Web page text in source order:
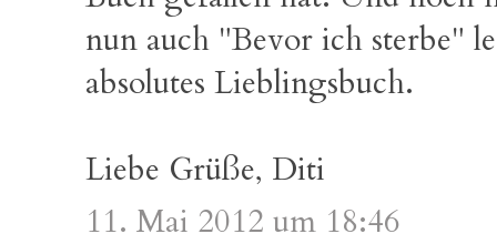
nun auch "Bevor ich sterbe"
absolutes Lieblingsbuch.
Liebe Grüße, Diti
11. Mai 2012 um 18:46